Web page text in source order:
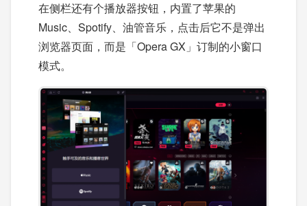
在侧栏还有个播放器按钮，内置了苹果的
Music、Spotify、油管音乐，点击后它不是弹出
浏览器页面，而是「Opera GX」订制的小窗口
模式。